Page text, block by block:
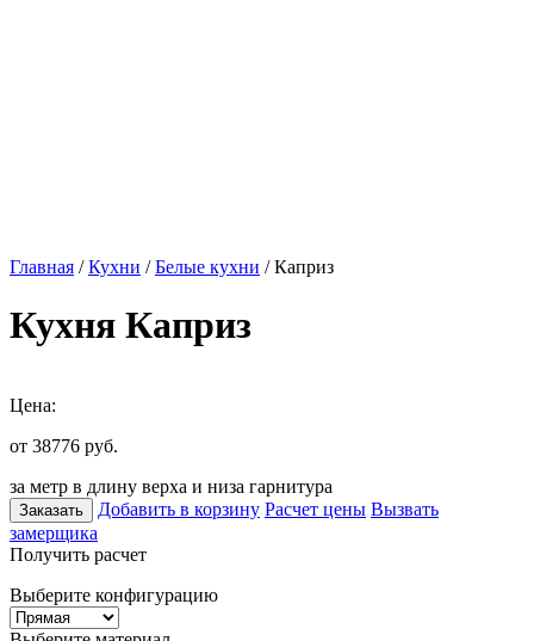
Главная /Кухни /Белые кухни / Каприз
Кухня Каприз
Цена:
от 38776 руб.
за метр в длину верха и низа гарнитура
Заказать Добавить в корзину Расчет цены Вызвать
замерщика
Получить расчет
Выберите конфигурацию